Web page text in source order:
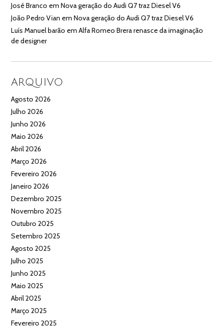
José Branco emNova geração do Audi Q7 traz Diesel V6
João Pedro Vian emNova geração do Audi Q7 traz Diesel V6
Luís Manuel barão emAlfa Romeo Brera renasce da imaginação
de designer
ARQUIVO
Agosto 2026
Julho 2026
Junho 2026
Maio 2026
Abril 2026
Março 2026
Fevereiro 2026
Janeiro 2026
Dezembro 2025
Novembro 2025
Outubro 2025
Setembro 2025
Agosto 2025
Julho 2025
Junho 2025
Maio 2025
Abril 2025
Março 2025
Fevereiro 2025